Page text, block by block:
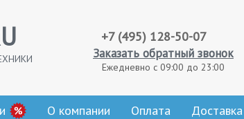
+7 (495) 128-50-07
Заказать обратный звонок
Ежедневно с 09:00 до 23:00
О компании Оплата Доставка